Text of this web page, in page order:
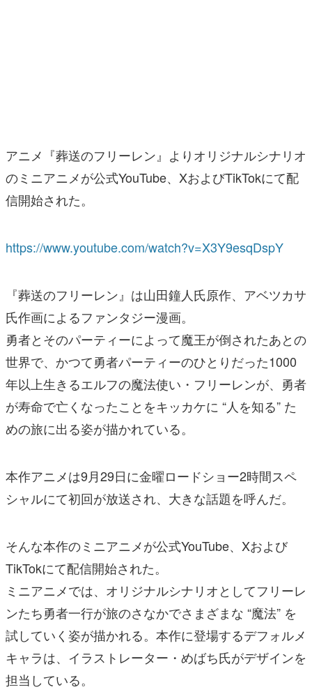
アプリレビュー
その他
運営：株式会社マレ
アニメ『葬送のフリーレン』よりオリジナルシナリオ
のミニアニメが公式YouTube、XおよびTikTokにて配
信開始された。
https://www.youtube.com/watch?v=X3Y9esqDspY
『葬送のフリーレン』は山田鐘人氏原作、アベツカサ
氏作画によるファンタジー漫画。
勇者とそのパーティーによって魔王が倒されたあとの
世界で、かつて勇者パーティーのひとりだった1000
年以上生きるエルフの魔法使い・フリーレンが、勇者
が寿命で亡くなったことをキッカケに “人を知る” た
めの旅に出る姿が描かれている。
本作アニメは9月29日に金曜ロードショー2時間スペ
シャルにて初回が放送され、大きな話題を呼んだ。
そんな本作のミニアニメが公式YouTube、Xおよび
TikTokにて配信開始された。
ミニアニメでは、オリジナルシナリオとしてフリーレ
ンたち勇者一行が旅のさなかでさまざまな “魔法” を
試していく姿が描かれる。本作に登場するデフォルメ
キャラは、イラストレーター・めばち氏がデザインを
担当している。